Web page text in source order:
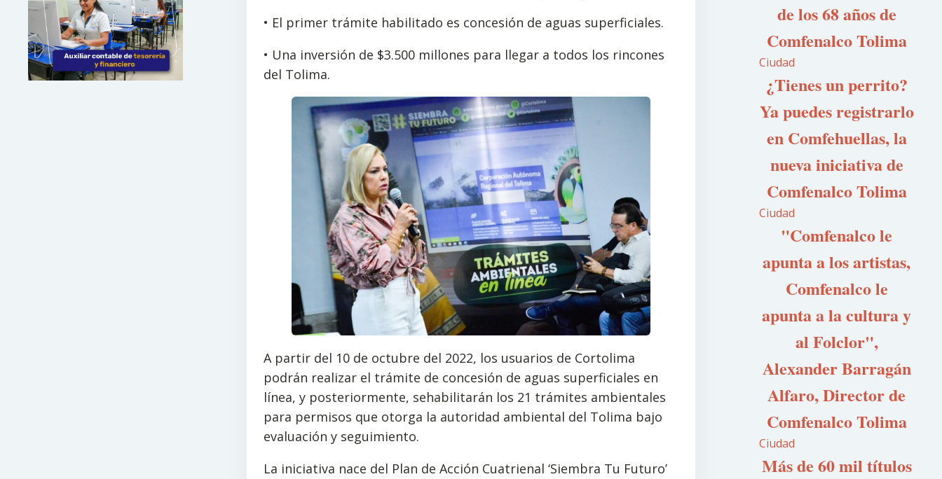
• El primer trámite habilitado es concesión de aguas superficiales.
• Una inversión de $3.500 millones para llegar a todos los rincones
del Tolima.
A partir del 10 de octubre del 2022, los usuarios de Cortolima
podrán realizar el trámite de concesión de aguas superficiales en
línea, y posteriormente, sehabilitarán los 21 trámites ambientales
para permisos que otorga la autoridad ambiental del Tolima bajo
evaluación y seguimiento.
La iniciativa nace del Plan de Acción Cuatrienal ‘Siembra Tu Futuro’
de los 68 años de
Comfenalco Tolima
Ciudad
¿Tienes un perrito?
Ya puedes registrarlo
en Comfehuellas, la
nueva iniciativa de
Comfenalco Tolima
Ciudad
"Comfenalco le
apunta a los artistas,
Comfenalco le
apunta a la cultura y
al Folclor",
Alexander Barragán
Alfaro, Director de
Comfenalco Tolima
Ciudad
Más de 60 mil títulos